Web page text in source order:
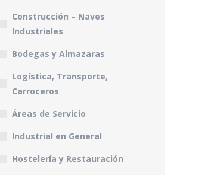
Construcción – Naves
Industriales
Bodegas y Almazaras
Logística, Transporte,
Carroceros
Áreas de Servicio
Industrial en General
Hostelería y Restauración